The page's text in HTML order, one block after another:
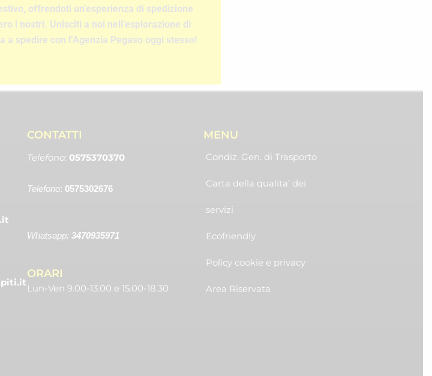
offrendoti un’esperienza di spedizione
i nostri. Unisciti a noi nell’esplorazione di
spedire con l’Agenzia Pegaso oggi stesso!
CONTATTI
Telefono: 0575370370
Telefono: 0575302676
Whatsapp:3470935971
ORARI
Lun-Ven 9.00-13.00 e 15.00-18.30
MENU
Condiz. Gen. di Trasporto
Carta della qualita’ dei
servizi
Ecofriendly
Policy cookie e privacy
Area Riservata